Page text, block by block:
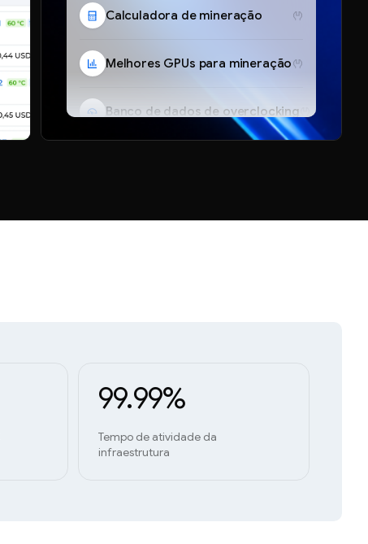
Calculadora de mineração
Melhores GPUs para mineração
Banco de dados de overclocking
99.99%
Tempo de atividade da
infraestrutura